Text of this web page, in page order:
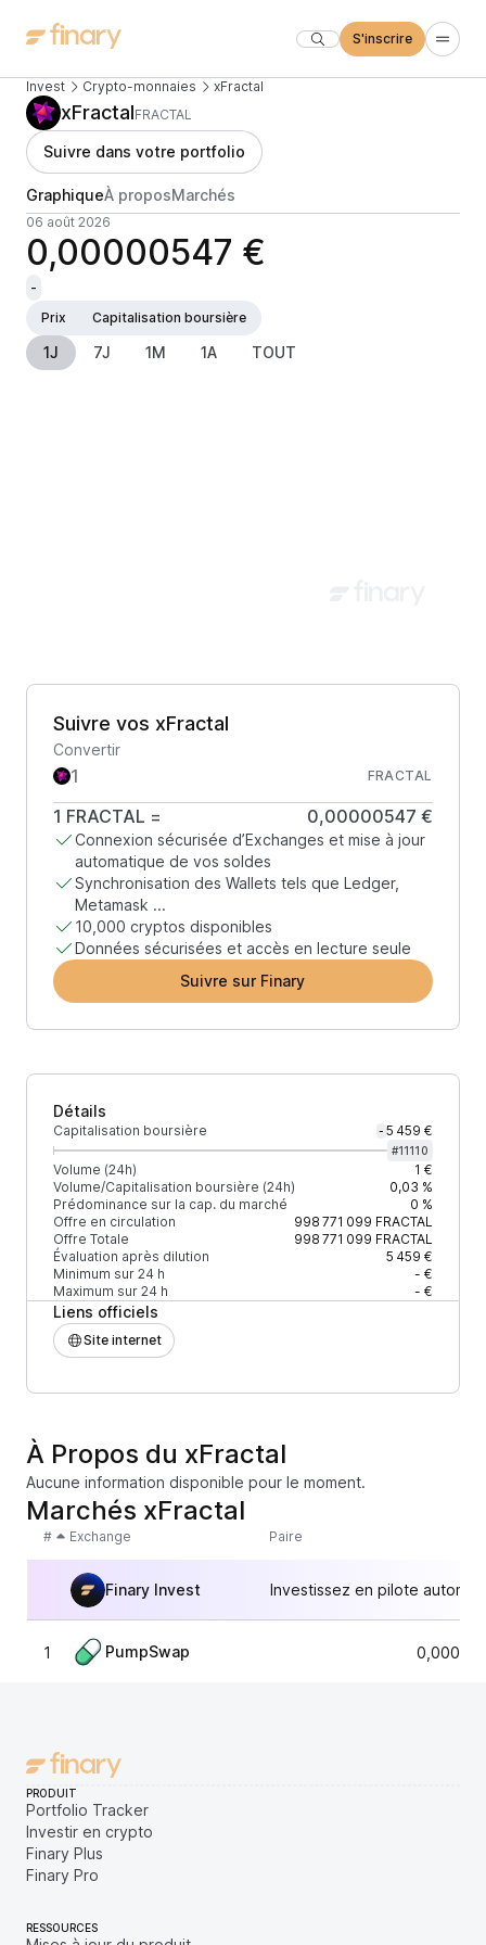
S'inscrire
Invest Crypto-monnaies xFractal
xFractalFRACTAL
Suivre dans votre portfolio
GraphiqueÀ proposMarchés
06 août 2026
0,00000547 €
-
Prix
Capitalisation boursière
1J 7J 1M 1A TOUT
Suivre vos xFractal
Convertir
FRACTAL
1 FRACTAL = 0,00000547 €
Connexion sécurisée d’Exchanges et mise à jour
automatique de vos soldes
Synchronisation des Wallets tels que Ledger,
Metamask ...
10,000 cryptos disponibles
Données sécurisées et accès en lecture seule
Suivre sur Finary
Détails
Capitalisation boursière - 5 459 €
#11110
Volume (24h)
1 €
Volume/Capitalisation boursière (24h)
0,03 %
Prédominance sur la cap. du marché
0 %
Offre en circulation
998 771 099 FRACTAL
Offre Totale
998 771 099 FRACTAL
Évaluation après dilution
5 459 €
Minimum sur 24 h
- €
Maximum sur 24 h
- €
Liens officiels
Site internet
À Propos du xFractal
Aucune information disponible pour le moment.
Marchés xFractal
# Exchange Paire
Finary Invest Investissez en pilote
1 PumpSwap
PRODUIT
Portfolio Tracker
Investir en crypto
Finary Plus
Finary Pro
RESSOURCES